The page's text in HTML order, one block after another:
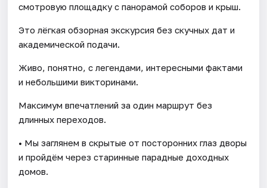
смотровую площадку с панорамой соборов и крыш.
Это лёгкая обзорная экскурсия без скучных дат и
академической подачи.
Живо, понятно, с легендами, интересными фактами
и небольшими викторинами.
Максимум впечатлений за один маршрут без
длинных переходов.
• Мы заглянем в скрытые от посторонних глаз дворы
и пройдём через старинные парадные доходных
домов.